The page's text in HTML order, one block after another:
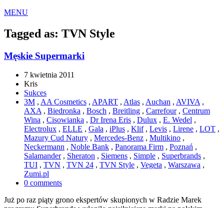
MENU
Tagged as: TVN Style
Męskie Supermarki
7 kwietnia 2011
Kris
Sukces
3M , AA Cosmetics , APART , Atlas , Auchan , AVIVA,
AXA, Biedronka , Bosch , Breitling , Carrefour, Centrum
Wina , Cisowianka , Dr Irena Eris , Dulux , E. Wedel ,
Electrolux , ELLE , Gala , iPlus , Klif, Levis , Lirene , LOT ,
Mazury Cud Natury , Mercedes-Benz , Multikino ,
Neckermann , Noble Bank , Panorama Firm , Poznań ,
Salamander, Sheraton , Siemens , Simple , Superbrands ,
TUI , TVN , TVN 24 , TVN Style , Vegeta , Warszawa ,
Zumi.pl
0 comments
Już po raz piąty grono ekspertów skupionych w Radzie Marek